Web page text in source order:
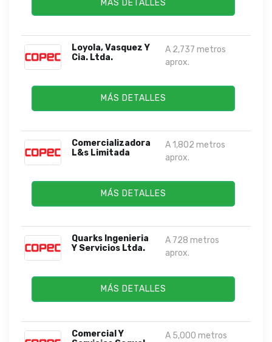
MÁS DETALLES
Loyola, Vasquez Y
Cia. Ltda.
A 2,737 metros
aprox.
MÁS DETALLES
Comercializadora
L&s Limitada
A 1,802 metros
aprox.
MÁS DETALLES
Quarks Ingenieria
Y Servicios Ltda.
A 728 metros
aprox.
MÁS DETALLES
Comercial Y
A 5,000 metros